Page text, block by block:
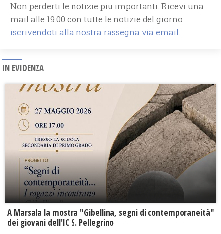
Non perderti le notizie più importanti. Ricevi una
mail alle 19.00 con tutte le notizie del giorno
iscrivendoti alla nostra rassegna via email.
IN EVIDENZA
A Marsala la mostra "Gibellina, segni di contemporaneità"
dei giovani dell'IC S. Pellegrino